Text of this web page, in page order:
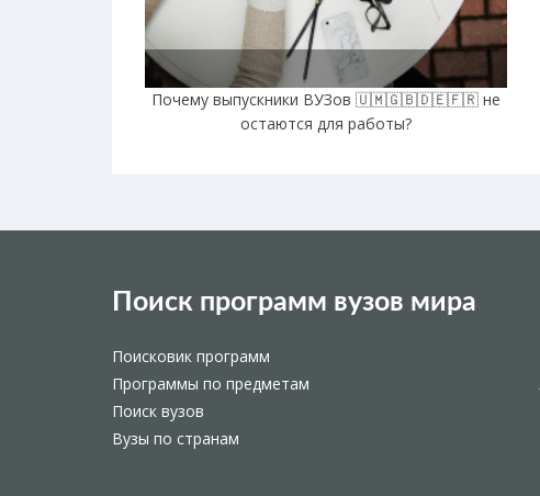
Почему выпускники ВУЗов 🇺🇲🇬🇧🇩🇪🇫🇷 не
остаются для работы?
Поиск программ вузов мира
Поисковик программ
Программы по предметам
Поиск вузов
Вузы по странам